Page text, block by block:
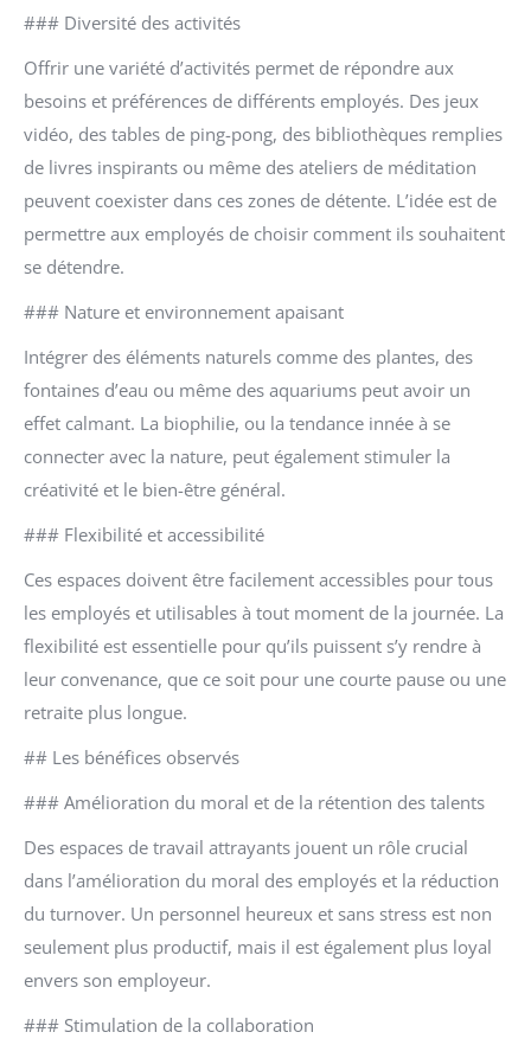
### Diversité des activités
Offrir une variété d’activités permet de répondre aux
besoins et préférences de différents employés. Des jeux
vidéo, des tables de ping-pong, des bibliothèques remplies
de livres inspirants ou même des ateliers de méditation
peuvent coexister dans ces zones de détente. L’idée est de
permettre aux employés de choisir comment ils souhaitent
se détendre.
### Nature et environnement apaisant
Intégrer des éléments naturels comme des plantes, des
fontaines d’eau ou même des aquariums peut avoir un
effet calmant. La biophilie, ou la tendance innée à se
connecter avec la nature, peut également stimuler la
créativité et le bien-être général.
### Flexibilité et accessibilité
Ces espaces doivent être facilement accessibles pour tous
les employés et utilisables à tout moment de la journée. La
flexibilité est essentielle pour qu’ils puissent s’y rendre à
leur convenance, que ce soit pour une courte pause ou une
retraite plus longue.
## Les bénéfices observés
### Amélioration du moral et de la rétention des talents
Des espaces de travail attrayants jouent un rôle crucial
dans l’amélioration du moral des employés et la réduction
du turnover. Un personnel heureux et sans stress est non
seulement plus productif, mais il est également plus loyal
envers son employeur.
### Stimulation de la collaboration